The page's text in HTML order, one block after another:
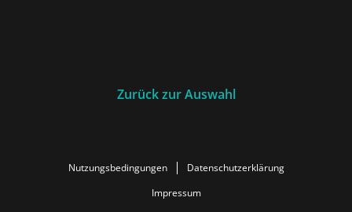
Zurück zur Auswahl
Nutzungsbedingungen
Datenschutzerklärung
Impressum